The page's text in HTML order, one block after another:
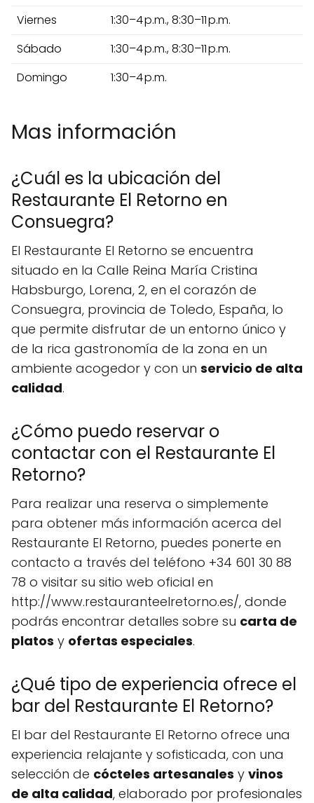
Viernes
1:30–4 p.m., 8:30–11 p.m.
Sábado
1:30–4 p.m., 8:30–11 p.m.
Domingo
1:30–4 p.m.
Mas información
¿Cuál es la ubicación del
Restaurante El Retorno en
Consuegra?
El Restaurante El Retorno se encuentra
situado en la Calle Reina María Cristina
Habsburgo, Lorena, 2, en el corazón de
Consuegra, provincia de Toledo, España, lo
que permite disfrutar de un entorno único y
de la rica gastronomía de la zona en un
ambiente acogedor y con un servicio de alta
calidad.
¿Cómo puedo reservar o
contactar con el Restaurante El
Retorno?
Para realizar una reserva o simplemente
para obtener más información acerca del
Restaurante El Retorno, puedes ponerte en
contacto a través del teléfono +34 601 30 88
78 o visitar su sitio web oficial en
http://www.restauranteelretorno.es/, donde
podrás encontrar detalles sobre su carta de
platos y ofertas especiales.
¿Qué tipo de experiencia ofrece el
bar del Restaurante El Retorno?
El bar del Restaurante El Retorno ofrece una
experiencia relajante y sofisticada, con una
selección de cócteles artesanales y vinos
de alta calidad, elaborado por profesionales